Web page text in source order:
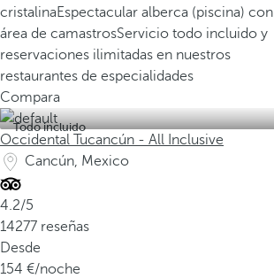
cristalinaEspectacular alberca (piscina) con
área de camastrosServicio todo incluido y
reservaciones ilimitadas en nuestros
restaurantes de especialidades
Compara
Todo incluido
Occidental Tucancún - All Inclusive
Cancún, Mexico
4.2/5
14277 reseñas
Desde
154
/noche